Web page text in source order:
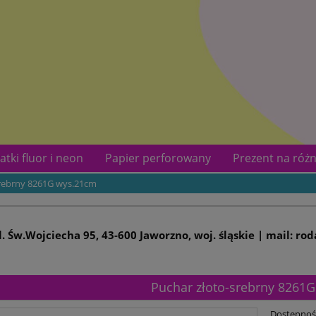
fluor i neon Papier perforowany
Prezent na
Kontakt
8261G wys.21cm
Św.Wojciecha 95, 43-600 Jaworzno, woj. śląskie | mail:
Puchar złoto-srebrny